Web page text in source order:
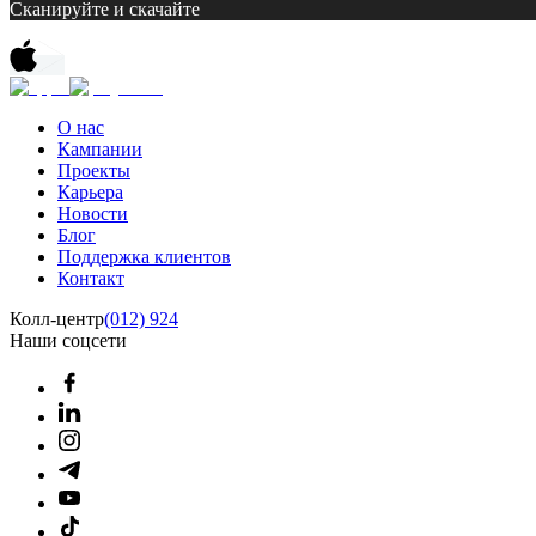
Сканируйте и скачайте
О нас
Кампании
Проекты
Карьера
Новости
Блог
Поддержка клиентов
Контакт
Колл-центр(012) 924
Наши соцсети